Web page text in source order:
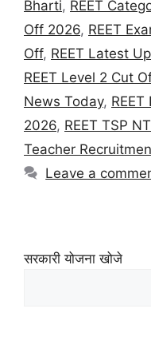
Bharti, REET
Off 2026, REET
Off, REET Latest
REET Level 2 Cut
News Today,
2026, REET TSP
Teacher
Leave a
सरकारी योजना खोजे